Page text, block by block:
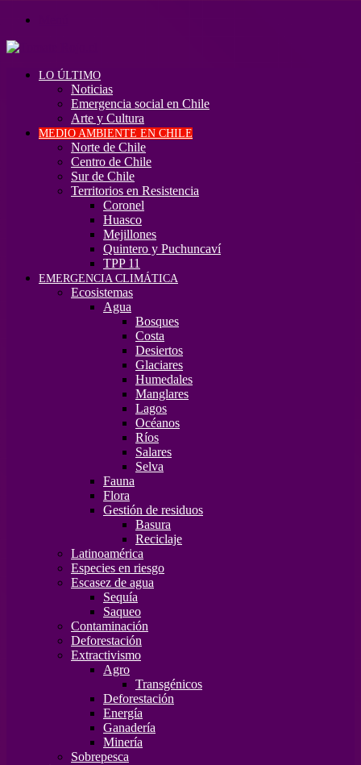
LO ÚLTIMO
Noticias
Emergencia social en Chile
Arte y Cultura
MEDIO AMBIENTE EN CHILE
Norte de Chile
Centro de Chile
Sur de Chile
Territorios en Resistencia
Coronel
Huasco
Mejillones
Quintero y Puchuncaví
TPP 11
EMERGENCIA CLIMÁTICA
Ecosistemas
Agua
Bosques
Costa
Desiertos
Glaciares
Humedales
Manglares
Lagos
Océanos
Ríos
Salares
Selva
Fauna
Flora
Gestión de residuos
Basura
Reciclaje
Latinoamérica
Especies en riesgo
Escasez de agua
Sequía
Saqueo
Contaminación
Deforestación
Extractivismo
Agro
Transgénicos
Deforestación
Energía
Ganadería
Minería
Sobrepesca